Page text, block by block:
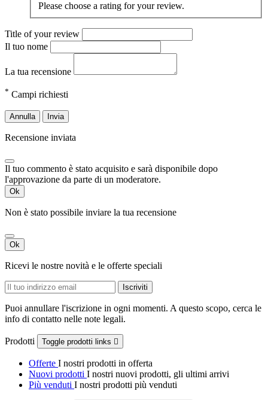
Please choose a rating for your review.
Title of your review
Il tuo nome
La tua recensione
* Campi richiesti
Annulla Invia
Recensione inviata
Il tuo commento è stato acquisito e sarà disponibile dopo
l'approvazione da parte di un moderatore.
Ok
Non è stato possibile inviare la tua recensione
Ok
Ricevi le nostre novità e le offerte speciali
Puoi annullare l'iscrizione in ogni momenti. A questo scopo, cerca le
info di contatto nelle note legali.
Prodotti Toggle prodotti links 
Offerte I nostri prodotti in offerta
Nuovi prodotti I nostri nuovi prodotti, gli ultimi arrivi
Più venduti I nostri prodotti più venduti